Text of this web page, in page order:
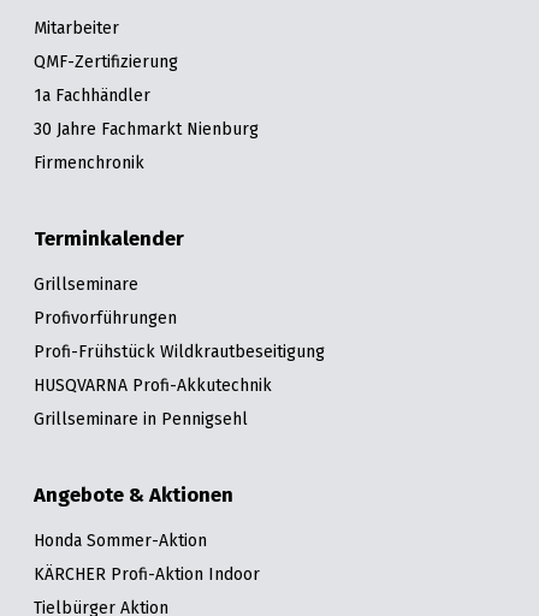
Mitarbeiter
QMF-Zertifizierung
1a Fachhändler
30 Jahre Fachmarkt Nienburg
Firmenchronik
Terminkalender
Grillseminare
Profivorführungen
Profi-Frühstück Wildkrautbeseitigung
HUSQVARNA Profi-Akkutechnik
Grillseminare in Pennigsehl
Angebote & Aktionen
Honda Sommer-Aktion
KÄRCHER Profi-Aktion Indoor
Tielbürger Aktion